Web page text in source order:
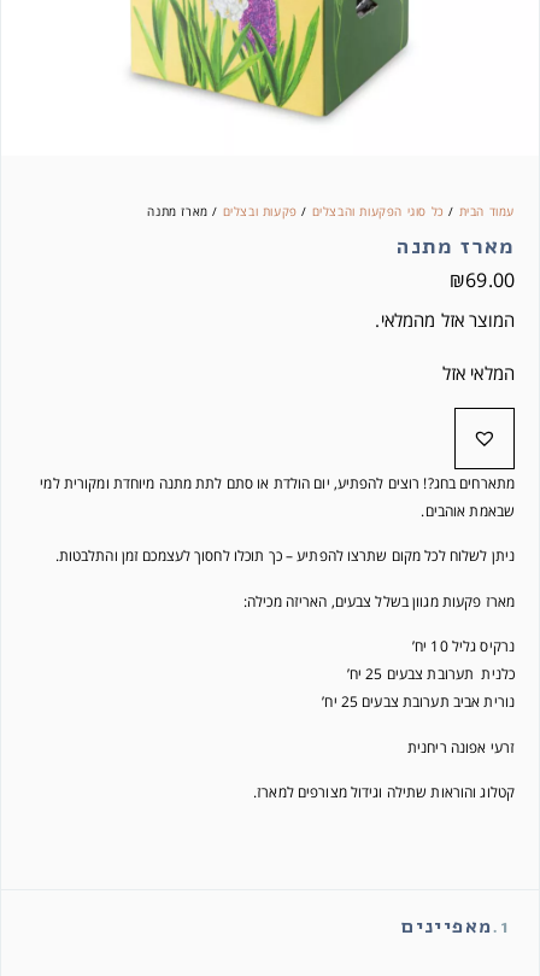
עמוד הבית / כל סוגי הפקעות והבצלים / פקעות ובצלים / מארז מתנה
מארז מתנה
₪69.00
המוצר אזל מהמלאי.
המלאי אזל
מתארחים בחג?! רוצים להפתיע, יום הולדת או סתם לתת מתנה מיוחדת ומקורית למי
שבאמת אוהבים.
ניתן לשלוח לכל מקום שתרצו להפתיע – כך תוכלו לחסוך לעצמכם זמן והתלבטות.
מארז פקעות מגוון בשלל צבעים, האריזה מכילה:
נרקיס גליל 10 יח’
כלנית תערובת צבעים 25 יח’
נורית אביב תערובת צבעים 25 יח’
זרעי אפונה ריחנית
קטלוג והוראות שתילה וגידול מצורפים למארז.
1. מאפיינים